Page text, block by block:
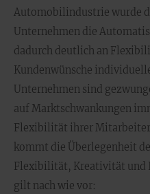
Automobilindustrie wurde
Unternehmen die
dadurch deutlich an
Kundenwünsche
Unternehmen sind
auf Marktschwankungen
Flexibilität ihrer Mitarbeiter
kommt die Überlegenheit
Flexibilität, Kreativität und
gilt nach wie vor: